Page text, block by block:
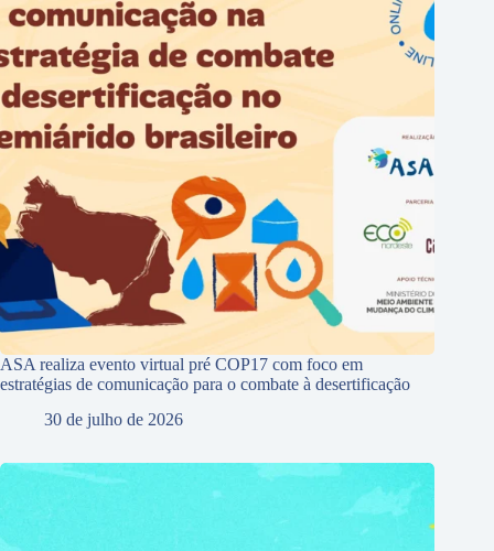
ASA realiza evento virtual pré COP17 com foco em
estratégias de comunicação para o combate à desertificação
30 de julho de 2026